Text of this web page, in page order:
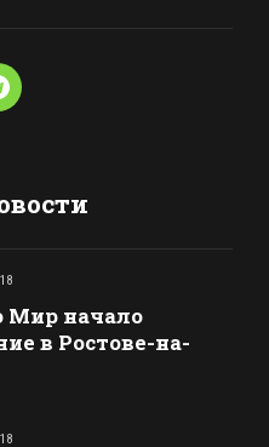
Мир начало
в Ростове-на-